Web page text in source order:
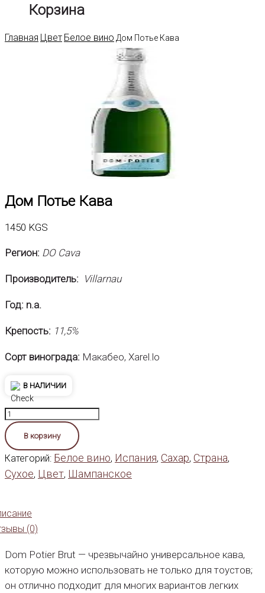
Корзина
Главная Цвет Белое вино Дом Потье Кава
Дом Потье Кава
1450 KGS
Регион: DO Cava
Производитель: Villarnau
Год: n.a.
Крепость: 11,5%
Сорт винограда: Макабео, Xarel.lo
В НАЛИЧИИ
Количество
товара
Дом
Потье
Кава
В корзину
Категорий: Белое вино, Испания, Сахар, Страна,
Сухое, Цвет, Шампанское
(0)
Dom Potier Brut — чрезвычайно универсальное кава,
которую можно использовать не только для тоустов;
он отлично подходит для многих вариантов легких